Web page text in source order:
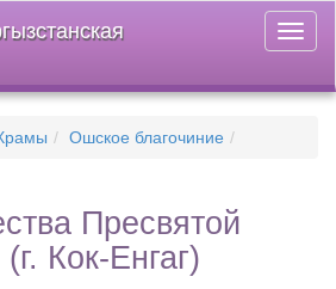
меню
Ошское благочиние
Пресвятой
Кок-Енгаг)